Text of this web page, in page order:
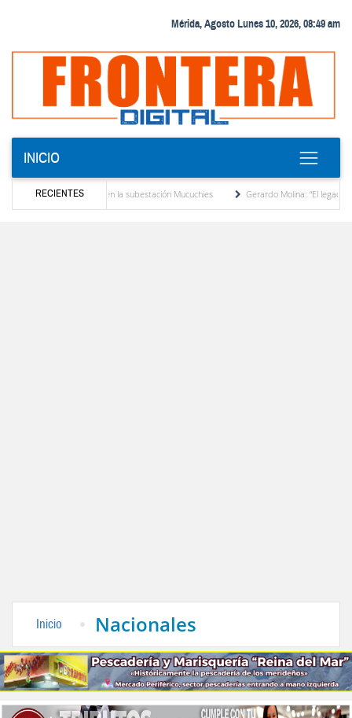
Mérida, Agosto Lunes 10, 2026, 08:49 am
INICIO
RECIENTES
de potencia en la subestación Mucuchies
Gerardo Molina: “El legado de
Inicio Nacionales